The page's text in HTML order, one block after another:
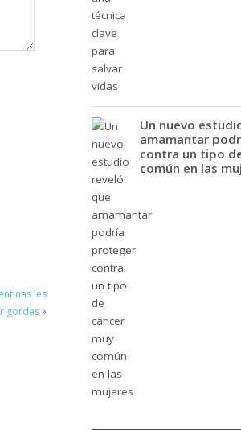
les
gordas»
Un nuevo
amamantar
contra un tipo
común en las